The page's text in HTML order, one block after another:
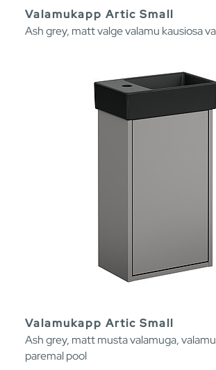
Valamukapp Artic Small
Ash grey, matt valge valamu kausiosa
Valamukapp Artic Small
Ash grey, matt musta valamuga,
paremal pool